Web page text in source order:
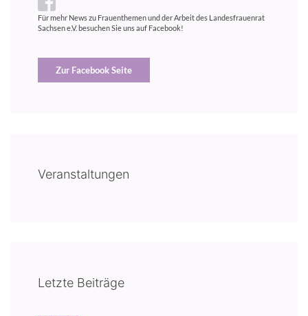
Für mehr News zu Frauenthemen und der Arbeit des Landesfrauenrat
Sachsen e.V. besuchen Sie uns auf Facebook!
Zur Facebook Seite
Veranstaltungen
Letzte Beiträge